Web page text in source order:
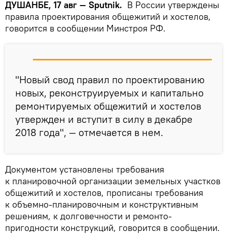
ДУШАНБЕ, 17 авг — Sputnik. В России утверждены
правила проектирования общежитий и хостелов,
говорится в сообщении Минстроя РФ.
"Новый свод правил по проектированию
новых, реконструируемых и капитально
ремонтируемых общежитий и хостелов
утвержден и вступит в силу в декабре
2018 года", — отмечается в нем.
Документом установлены требования
к планировочной организации земельных участков
общежитий и хостелов, прописаны требования
к объемно-планировочным и конструктивным
решениям, к долговечности и ремонто-
пригодности конструкций, говорится в сообщении.